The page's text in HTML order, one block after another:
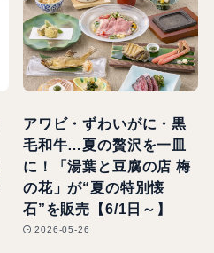
アワビ・ずわいがに・黒
毛和牛…夏の贅沢を一皿
に！「湯葉と豆腐の店 梅
の花」が“夏の特別懐
石”を販売【6/1日～】
2026-05-26